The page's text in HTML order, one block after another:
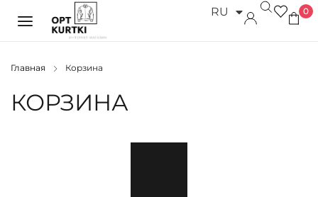
RU
UK 0
Главная Корзина
КОРЗИНА